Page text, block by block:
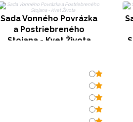
Sada Vonného Povrázka
a Postriebreného
Stojana - Kvet Života